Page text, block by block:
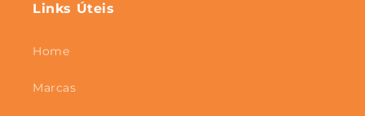
Links Úteis
Home
Marcas